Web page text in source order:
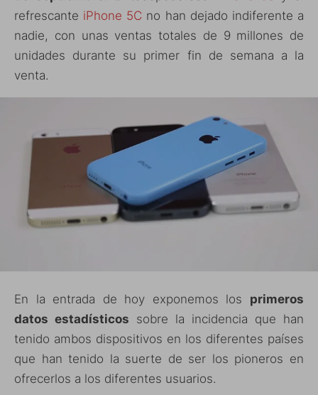
refrescante iPhone 5C no han dejado indiferente a
nadie, con unas ventas totales de 9 millones de
unidades durante su primer fin de semana a la
venta.
En la entrada de hoy exponemos los primeros
datos estadísticos sobre la incidencia que han
tenido ambos dispositivos en los diferentes países
que han tenido la suerte de ser los pioneros en
ofrecerlos a los diferentes usuarios.